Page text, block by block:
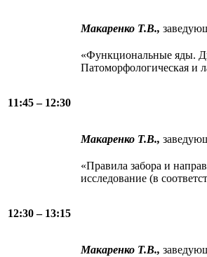
Макаренко Т.В.,
11:45 – 12:30
«Функциональные яды.
Патоморфологическая и
Макаренко Т.В.,
12:30 – 13:15
«Правила забора и
исследование (в
Макаренко Т.В.,